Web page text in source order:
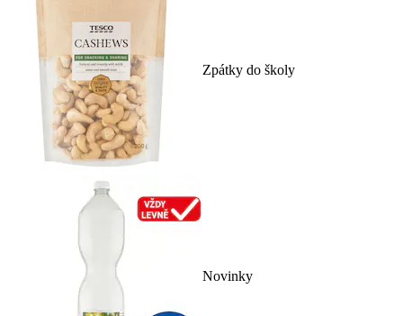
Zpátky do školy
Novinky